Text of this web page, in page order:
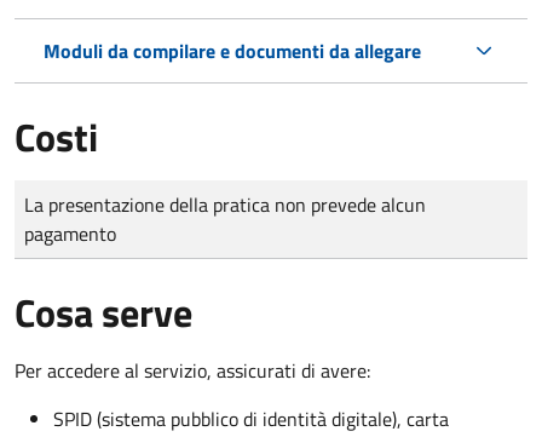
Moduli da compilare e documenti da allegare
Costi
Tipo di pagamento
Importo
La presentazione della pratica non prevede alcun
pagamento
Cosa serve
Per accedere al servizio, assicurati di avere:
SPID (sistema pubblico di identità digitale), carta